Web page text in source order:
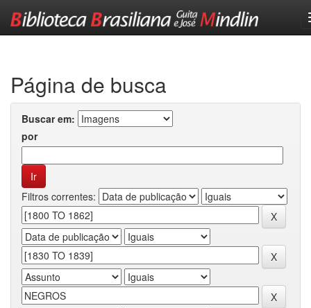
Página de busca
Buscar em:
por
Filtros correntes: